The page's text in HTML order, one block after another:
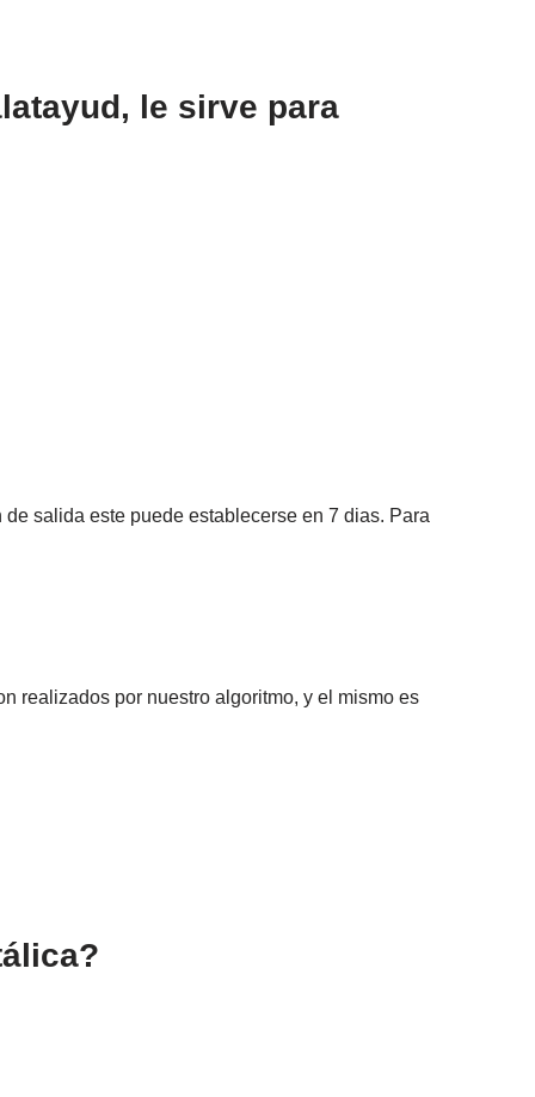
le sirve para
salida este puede establecerse en 7 dias. Para
realizados por nuestro algoritmo, y el mismo es